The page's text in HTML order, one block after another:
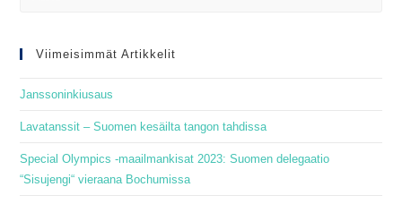
Viimeisimmät Artikkelit
Janssoninkiusaus
Lavatanssit – Suomen kesäilta tangon tahdissa
Special Olympics -maailmankisat 2023: Suomen delegaatio
“Sisujengi“ vieraana Bochumissa